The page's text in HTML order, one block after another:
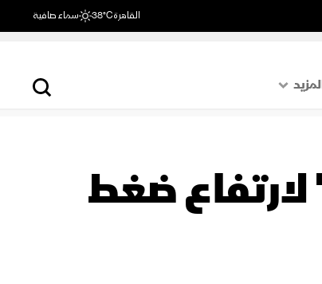
القاهرة38°C سماء صافية
ضغط